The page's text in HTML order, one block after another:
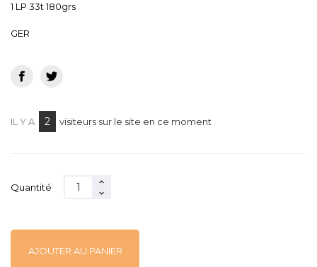
1 LP 33t 180grs
GER
IL Y A 2 visiteurs sur le site en ce moment
Quantité
AJOUTER AU PANIER